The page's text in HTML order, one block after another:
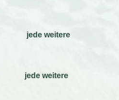
€ jede weitere
€ jede weitere